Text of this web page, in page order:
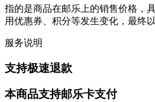
指的是商品在邮乐上的销售价格，
用优惠券、积分等发生变化，最终
服务说明
支持极速退款
本商品支持邮乐卡支付